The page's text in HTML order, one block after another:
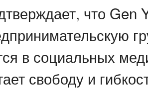
что Gen
в социальных
свободу и